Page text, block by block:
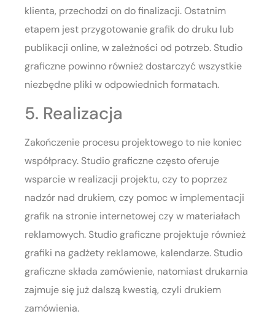
klienta, przechodzi on do finalizacji. Ostatnim
etapem jest przygotowanie grafik do druku lub
publikacji online, w zależności od potrzeb. Studio
graficzne powinno również dostarczyć wszystkie
niezbędne pliki w odpowiednich formatach.
5. Realizacja
Zakończenie procesu projektowego to nie koniec
współpracy. Studio graficzne często oferuje
wsparcie w realizacji projektu, czy to poprzez
nadzór nad drukiem, czy pomoc w implementacji
grafik na stronie internetowej czy w materiałach
reklamowych. Studio graficzne projektuje również
grafiki na gadżety reklamowe, kalendarze. Studio
graficzne składa zamówienie, natomiast drukarnia
zajmuje się już dalszą kwestią, czyli drukiem
zamówienia.